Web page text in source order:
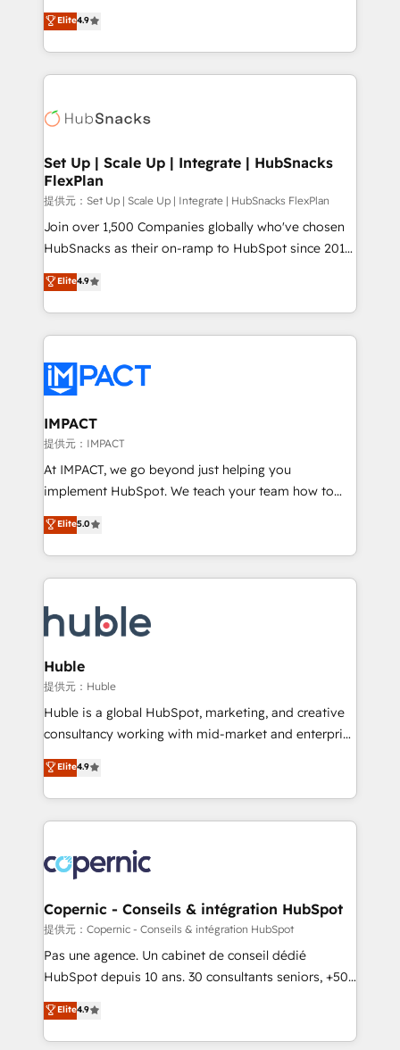
Growth-Driven Design Agency of the Year 🏆2016
Sales Enablement HubSpot Impact Award 🏆2015
HubSpot COS Performance Award 🏆2014 HubSpot
COS Design Award 🏆2013 HubSpot Marketplace
Partner 📆Founded in 1997
From HubSpot onboarding, to training, from
developing a new website to lead generation and
digital marketing; we do it all (and with great
results)! In short, our services include: - HubSpot
HubSpot development: websites, custom modules,
marketing, advertising, campaigns, content and
design We connect people, data and technology to
improve customer experiences. With our bright
people, exciting ideas and can-do mentality, we
ensure revenue growth on a daily basis. So tell us
team of 100+ experts is ready for you! Driving digital
growth | www.brightdigital.com
Elite4.9
Set Up | Scale Up | Integrate | HubSnacks
FlexPlan
提供元：Set Up | Scale Up | Integrate | HubSnacks FlexPlan
Join over 1,500 Companies globally who've chosen
HubSnacks as their on-ramp to HubSpot since 2014
Simple pay-as-you-go plans that accelerate value...
1️⃣ Set Up | Onboarding New or Check-fixing existing
HubSpot portals 2️⃣ Scale Up | 100% HubSpot Task
Execution... Global 24/7 ... All Experts 3️⃣ Integrate |
Slash months from your API Integration project... ⬅️
Click "Contact Business" ⬅️ to access 150+ Kickstart
Integration templates that put HubSpot in the center
of your tech stack, syncing... 🛍️ Shopify or
WooCommerce 💲 Stripe or Paypal 💰 Sage or
Netsuite 🤖 Google or Microsoft ✍️ DocuSign or
the rare Advanced "Custom Integrations"
Accreditation, securely sync data across... 🔄 any
new HubSpot portal with Advanced Website and
CRM Migrations using our in-house "HubScrub" Tool.
Elite4.9
IMPACT
提供元：IMPACT
At IMPACT, we go beyond just helping you
implement HubSpot. We teach your team how to
master it. As the creators of the Endless Customers
System™ (the next evolution of They Ask, You
Answer), we’re the only HubSpot partner built
entirely around coaching and training. That means
skills, processes, and internal team you need to
attract the right buyers, close deals faster, and grow
without outside dependencies. You’ll learn how to: •
Set up, audit, and organize your HubSpot portal •
Get your sales team fully using HubSpot • Track
pipeline and revenue across the entire buyer journey
growth • Create content and videos that attract
buyers • Use AI to scale smarter Our coaching-led
lasts. So if you're ready to become the most trusted
voice in your market, let’s talk.
Elite5.0
Huble
提供元：Huble
Huble is a global HubSpot, marketing, and creative
consultancy working with mid-market and enterprise
businesses. We go beyond implementation, shaping
the strategy, processes, and teams that turn
HubSpot into a genuine growth engine. Named
HubSpot's Global Partner of the Year in 2024,
worldwide, and with over 15 years in the ecosystem,
Huble has built a track record that speaks for itself.
One company, one operating model, delivering
across offices and consulting teams in the UK, USA,
Canada, Germany, France, Belgium, Singapore, and
South Africa. Certified compliant with ISO/IEC
international offices and 175+ employees.
Elite4.9
Copernic - Conseils & intégration HubSpot
提供元：Copernic - Conseils & intégration HubSpot
Pas une agence. Un cabinet de conseil dédié
HubSpot depuis 10 ans. 30 consultants seniors, +500
clients, un ROI mesurable. Notre mission : faire de
HubSpot un vrai levier de performance pour votre
organisation. Cela passe par la compréhension de
Elite4.9